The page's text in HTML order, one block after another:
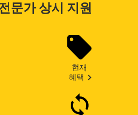
문가 상시 지원
현재
혜택